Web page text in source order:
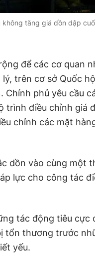
tăng giá dồn dập
để các cơ quan
trên cơ sở Quốc
Chính phủ yêu cầu
trình điều chỉnh giá
chỉnh các mặt
dồn vào cùng một
lực cho công tác
tác động tiêu cực
tổn thương trước
yếu.